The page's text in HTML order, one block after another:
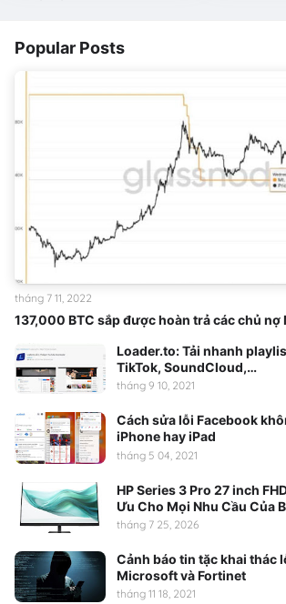
Popular Posts
137,000 BTC sắp được hoàn trả các chủ nợ
tháng 7 11, 2022
Loader.to: Tải nhanh
TikTok, SoundCloud,…
tháng 9 10, 2021
Cách sửa lỗi Facebook
iPhone hay iPad
tháng 5 04, 2021
HP Series 3 Pro 27 inch
Ưu Cho Mọi Nhu Cầu Của
tháng 7 25, 2026
Cảnh báo tin tặc khai thác
Microsoft và Fortinet
tháng 11 18, 2021